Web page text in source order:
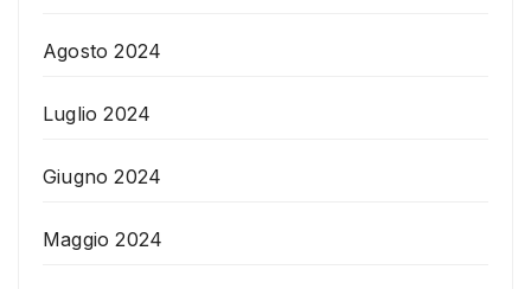
Agosto 2024
Luglio 2024
Giugno 2024
Maggio 2024